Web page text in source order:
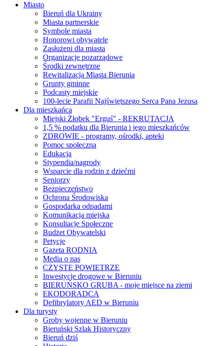
Miasto
Bieruń dla Ukrainy
Miasta partnerskie
Symbole miasta
Honorowi obywatele
Zasłużeni dla miasta
Organizacje pozarządowe
Środki zewnętrzne
Rewitalizacja Miasta Bierunia
Grunty gminne
Podcasty miejskie
100-lecie Parafii Najświętszego Serca Pana Jezusa
Dla mieszkańca
Miejski Żłobek "Erguś" - REKRUTACJA
1,5 % podatku dla Bierunia i jego mieszkańców
ZDROWIE - programy, ośrodki, apteki
Pomoc społeczna
Edukacja
Stypendia/nagrody
Wsparcie dla rodzin z dziećmi
Seniorzy
Bezpieczeństwo
Ochrona Środowiska
Gospodarka odpadami
Komunikacja miejska
Konsultacje Społeczne
Budżet Obywatelski
Petycje
Gazeta RODNIA
Media o nas
CZYSTE POWIETRZE
Inwestycje drogowe w Bieruniu
BIERUŃSKO GRUBA - moje miejsce na ziemi
EKODORADCA
Defibrylatory AED w Bieruniu
Dla turysty
Groby wojenne w Bieruniu
Bieruński Szlak Historyczny
Bieruń dziś